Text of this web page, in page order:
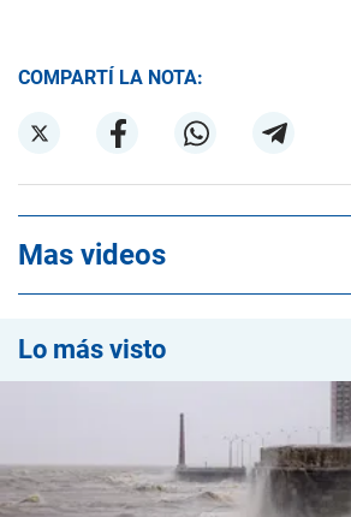
COMPARTÍ LA NOTA:
Mas videos
Lo más visto